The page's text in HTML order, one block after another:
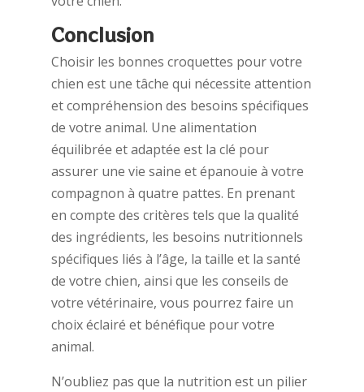
Conclusion
Choisir les bonnes croquettes pour votre
chien est une tâche qui nécessite attention
et compréhension des besoins spécifiques
de votre animal. Une alimentation
équilibrée et adaptée est la clé pour
assurer une vie saine et épanouie à votre
compagnon à quatre pattes. En prenant
en compte des critères tels que la qualité
des ingrédients, les besoins nutritionnels
spécifiques liés à l’âge, la taille et la santé
de votre chien, ainsi que les conseils de
votre vétérinaire, vous pourrez faire un
choix éclairé et bénéfique pour votre
animal.
N’oubliez pas que la nutrition est un pilier